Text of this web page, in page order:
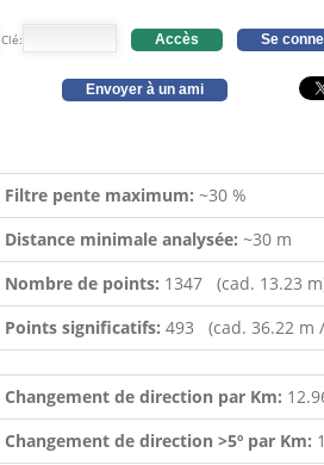
Clé: Accès Se
Envoyer à un ami
Filtre pente maximum: ~30 %
Distance minimale analysée: ~30 m
Nombre de points: 1347 (cad. 13.23
Points significatifs: 493 (cad. 36.22 m
Changement de direction par Km:
Changement de direction >5º par Km: